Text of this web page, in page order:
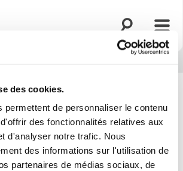
des cookies.
permettent de personnaliser le contenu
des fonctionnalités relatives aux
d'analyser notre trafic. Nous
des informations sur l'utilisation de
partenaires de médias sociaux, de
Ouvrir la